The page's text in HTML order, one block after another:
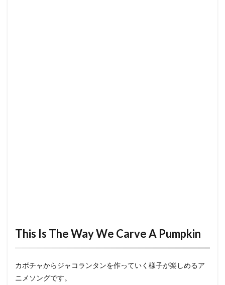
This Is The Way We Carve A Pumpkin
カボチャからジャコランタンを作っていく様子が楽しめるア
ニメソングです。